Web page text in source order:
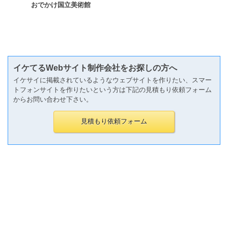
おでかけ国立美術館
イケてるWebサイト制作会社をお探しの方へ
イケサイに掲載されているようなウェブサイトを作りたい、スマー
トフォンサイトを作りたいという方は下記の見積もり依頼フォーム
からお問い合わせ下さい。